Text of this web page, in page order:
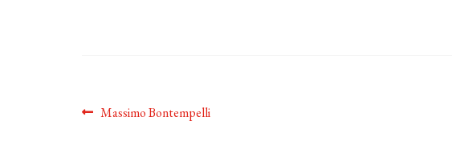
Navegación
Anterior:
Massimo Bontempelli